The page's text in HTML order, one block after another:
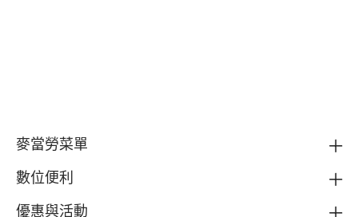
麥當勞菜單
數位便利
優惠與活動